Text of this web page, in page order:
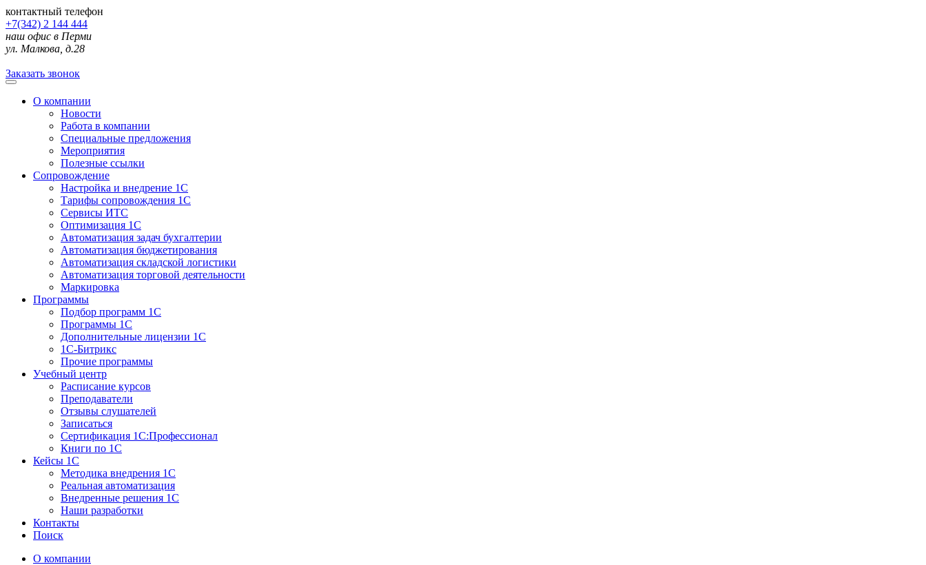
контактный телефон
+7(342) 2 144 444
наш офис в Перми
ул. Малкова, д.28
Заказать звонок
О компании
Новости
Работа в компании
Специальные предложения
Мероприятия
Полезные ссылки
Сопровождение
Настройка и внедрение 1С
Тарифы сопровождения 1С
Сервисы ИТС
Оптимизация 1С
Автоматизация задач бухгалтерии
Автоматизация бюджетирования
Автоматизация складской логистики
Автоматизация торговой деятельности
Маркировка
Программы
Подбор программ 1С
Программы 1С
Дополнительные лицензии 1С
1С-Битрикс
Прочие программы
Учебный центр
Расписание курсов
Преподаватели
Отзывы слушателей
Записаться
Сертификация 1С:Профессионал
Книги по 1С
Кейсы 1С
Методика внедрения 1С
Реальная автоматизация
Внедренные решения 1С
Наши разработки
Контакты
Поиск
О компании